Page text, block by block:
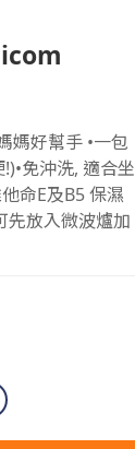
媽好幫手 •一包
免沖洗, 適合坐
命E及B5 保濕
先放入微波爐加